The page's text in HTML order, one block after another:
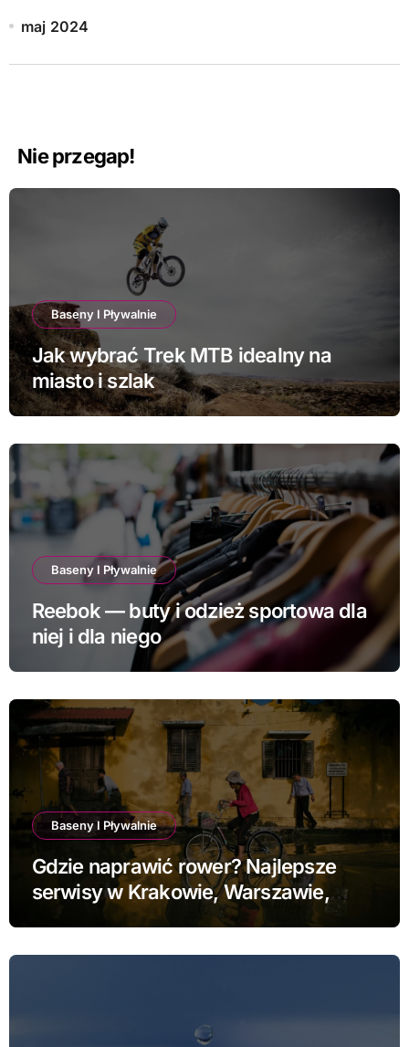
maj 2024
Nie przegap!
Baseny I Pływalnie
Jak wybrać Trek MTB idealny na
miasto i szlak
Baseny I Pływalnie
Reebok — buty i odzież sportowa dla
niej i dla niego
Baseny I Pływalnie
Gdzie naprawić rower? Najlepsze
serwisy w Krakowie, Warszawie,
Poznaniu i Łodzi